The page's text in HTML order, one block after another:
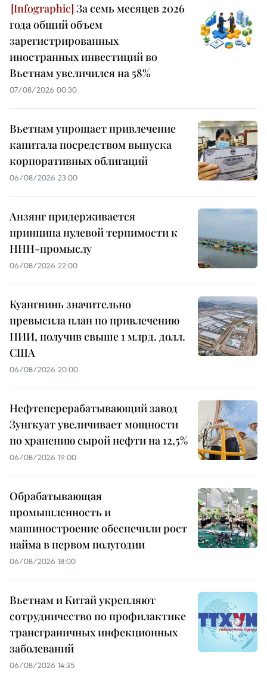
За семь месяцев 2026
года общий объем
зарегистрированных
иностранных инвестиций во
Вьетнам увеличился на 58%
07/08/2026 00:30
Вьетнам упрощает привлечение
капитала посредством выпуска
корпоративных облигаций
06/08/2026 23:00
Анзянг придерживается
принципа нулевой терпимости к
ННН-промыслу
06/08/2026 22:00
Куангнинь значительно
превысила план по привлечению
ПИИ, получив свыше 1 млрд. долл.
США
06/08/2026 20:00
Нефтеперерабатывающий завод
Зунгкуат увеличивает мощности
по хранению сырой нефти на 12,5%
06/08/2026 19:00
Обрабатывающая
промышленность и
машиностроение обеспечили рост
найма в первом полугодии
06/08/2026 18:00
Вьетнам и Китай укрепляют
сотрудничество по профилактике
трансграничных инфекционных
заболеваний
06/08/2026 14:35